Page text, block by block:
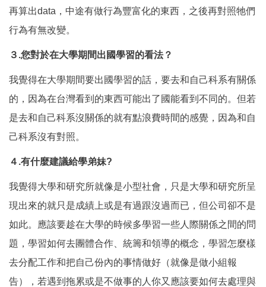
再算出data，中途有做行為豐富化的東西，之後再對照牠們
行為有無改變。
３.您對於在大學期間出國學習的看法？
我覺得在大學期間要出國學習的話，要去和自己科系有關係
的，因為在台灣看到的東西可能出了國能看到不同的。但若
是去和自己科系沒關係的就有點浪費時間的感覺，因為和自
己科系沒有對照。
４.有什麼建議給學弟妹?
我覺得大學和研究所就像是小型社會，只是大學和研究所呈
現出來的就只是成績上或是有過跟沒過而已，但公司卻不是
如此。應該要趁在大學的時候多學習一些人際關係之間的問
題，學習如何去團體合作、統籌和領導的概念，學習怎麼樣
去分配工作和把自己份內的事情做好（就像是做小組報
告），若遇到拖累或是不做事的人你又應該要如何去處理與